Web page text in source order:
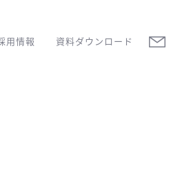
用情報 資料ダウンロード